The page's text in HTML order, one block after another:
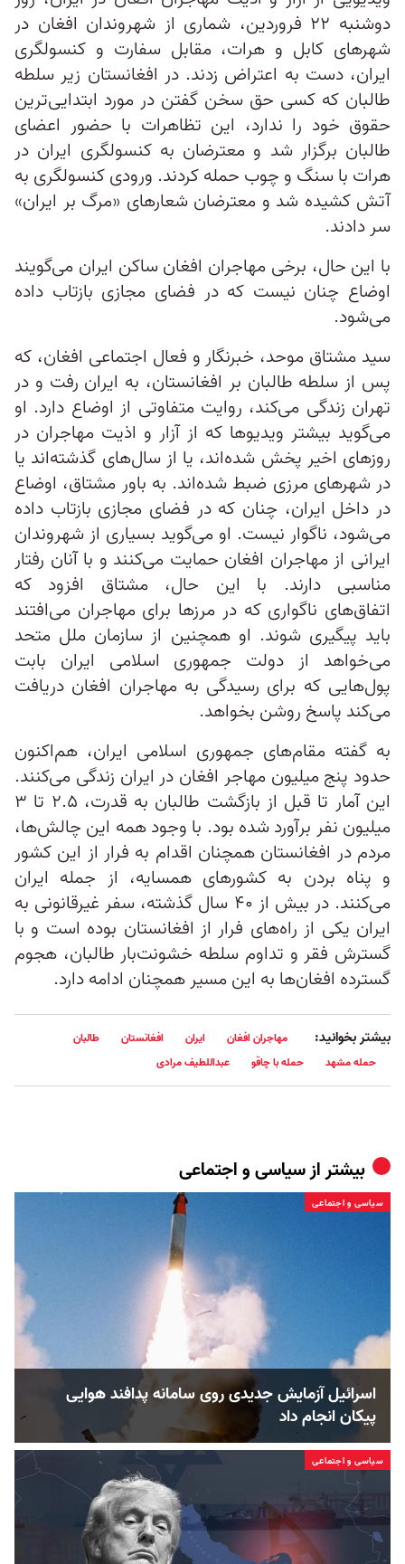
دوشنبه ۲۲ فروردین، شماری از شهروندان افغان در
شهرهای کابل و هرات، مقابل سفارت و کنسولگری
ایران، دست به اعتراض زدند. در افغانستان زیر سلطه
طالبان که کسی حق سخن گفتن در مورد ابتدایی‌ترین
حقوق خود را ندارد، این تظاهرات با حضور اعضای
طالبان برگزار شد و معترضان به کنسولگری ایران در
هرات با سنگ و چوب حمله کردند. ورودی کنسولگری به
آتش کشیده شد و معترضان شعارهای «مرگ بر ایران»
سر دادند.
با این حال، برخی مهاجران افغان ساکن ایران می‌گویند
اوضاع چنان نیست که در فضای مجازی بازتاب داده
می‌شود.
سید مشتاق موحد، خبرنگار و فعال اجتماعی افغان، که
پس از سلطه طالبان بر افغانستان، به ایران رفت و در
تهران زندگی می‌کند، روایت متفاوتی از اوضاع دارد. او
می‌گوید بیشتر ویدیوها که از آزار و اذیت مهاجران در
روزهای اخیر پخش شده‌اند، یا از سال‌های گذشته‌اند یا
در شهرهای مرزی ضبط شده‌اند. به باور مشتاق، اوضاع
در داخل ایران، چنان‌ که در فضای مجازی بازتاب داده
می‌شود، ناگوار نیست. او می‌گوید بسیاری از شهروندان
ایرانی از مهاجران افغان حمایت می‌کنند و با آنان رفتار
مناسبی دارند. با این حال، مشتاق افزود که
اتفاق‌های ناگواری که در مرزها برای مهاجران می‌افتند
باید پیگیری شوند. او همچنین از سازمان ملل متحد
می‌خواهد از دولت جمهوری اسلامی ایران بابت
پول‌هایی که برای رسیدگی به مهاجران افغان دریافت
می‌کند پاسخ روشن بخواهد.
به گفته مقام‌های جمهوری اسلامی ایران، هم‌اکنون
حدود پنج میلیون مهاجر افغان در ایران زندگی می‌کنند.
این آمار تا قبل از بازگشت طالبان به قدرت، ۲.۵ تا ۳
میلیون نفر برآورد شده بود. با وجود همه‌ این چالش‌ها،
مردم در افغانستان همچنان اقدام به فرار از این کشور
و پناه بردن به کشورهای همسایه، از جمله ایران
می‌کنند. در بیش از ۴۰ سال گذشته، سفر غیرقانونی به
ایران یکی از راه‌های فرار از افغانستان بوده است و با
گسترش فقر و تداوم سلطه خشونت‌بار طالبان، هجوم
گسترده افغان‌ها به این مسیر همچنان ادامه دارد.
بیشتر بخوانید: مهاجران افغان ایران افغانستان
طالبان
حمله مشهد
حمله با چاقو عبداللطیف مرادی
بیشتر ازسیاسی و اجتماعی
سیاسی و اجتماعی
اسرائیل آزمایش جدیدی روی سامانه پدافند هوایی
پیکان انجام داد
سیاسی و اجتماعی